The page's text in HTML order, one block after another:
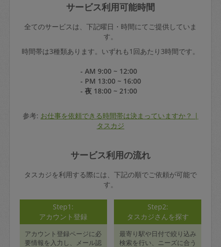
サービス利用可能時間
全てのサービスは、下記曜日・時間にてご提供していま
す。
時間帯は3種類あります。いずれも1回あたり3時間です。
- AM 9:00 ~ 12:00
- PM 13:00 ~ 16:00
- 夜 18:00 ~ 21:00
参考: お仕事を依頼できる時間帯は決まっていますか？ |
タスカジ
サービス利用の流れ
タスカジを利用する際には、下記の順でご依頼が可能で
す。
Step1:
アカウント登録
アカウント登録ページに必
要情報を入力し、メール認
Step2:
タスカジさんを探す
最寄り駅や日付で絞り込み
検索を行い、ニーズに合う